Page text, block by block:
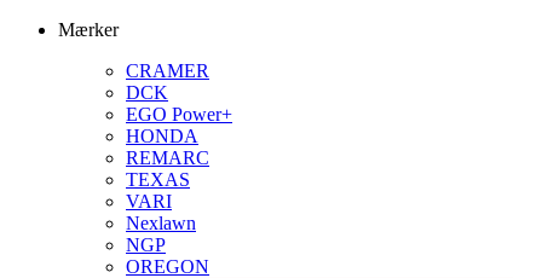
Mærker
CRAMER
DCK
EGO Power+
HONDA
REMARC
TEXAS
VARI
Nexlawn
NGP
OREGON